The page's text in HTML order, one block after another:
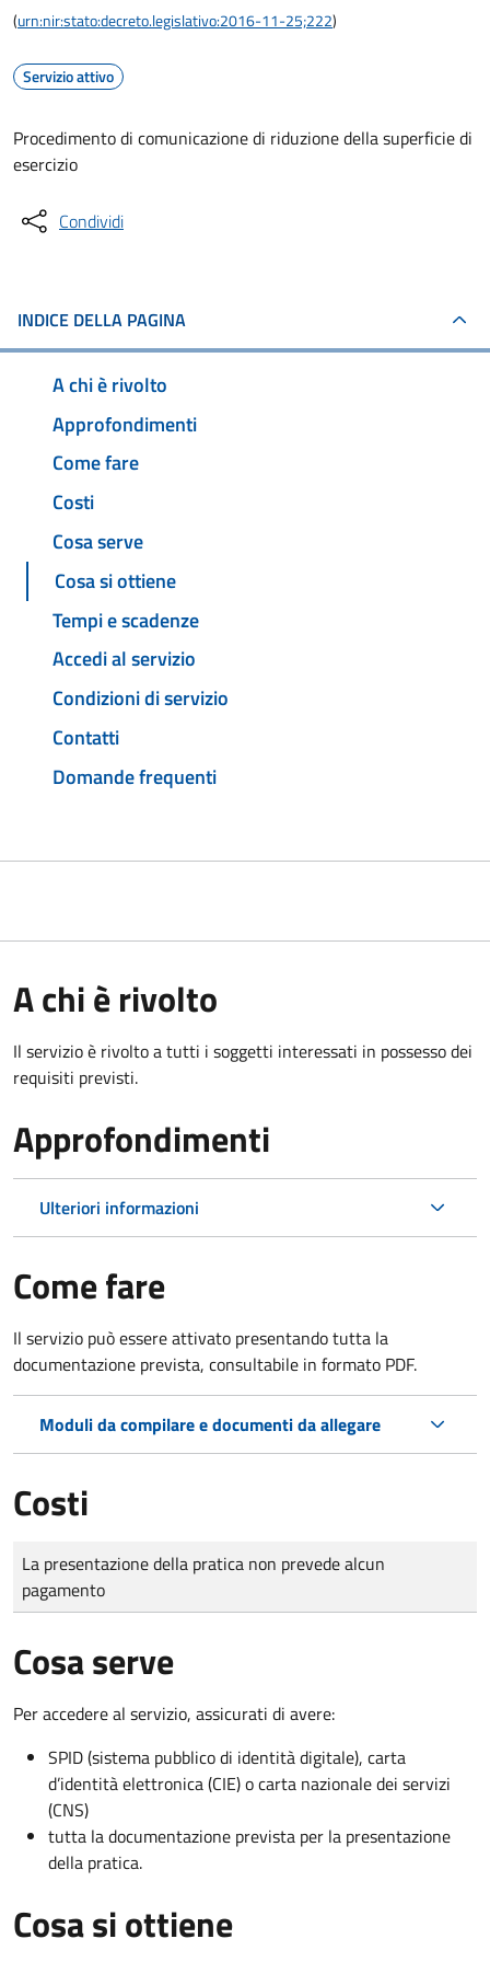
(urn:nir:stato:decreto.legislativo:2016-11-25;222)
Servizio attivo
Procedimento di comunicazione di riduzione della superficie di
esercizio
Condividi
INDICE DELLA PAGINA
A chi è rivolto
Approfondimenti
Come fare
Costi
Cosa serve
Cosa si ottiene
Tempi e scadenze
Accedi al servizio
Condizioni di servizio
Contatti
Domande frequenti
A chi è rivolto
Il servizio è rivolto a tutti i soggetti interessati in possesso dei
requisiti previsti.
Approfondimenti
Ulteriori informazioni
Come fare
Il servizio può essere attivato presentando tutta la
documentazione prevista, consultabile in formato PDF.
Moduli da compilare e documenti da allegare
Costi
Tipo di pagamento
Importo
La presentazione della pratica non prevede alcun
pagamento
Cosa serve
Per accedere al servizio, assicurati di avere:
SPID (sistema pubblico di identità digitale), carta
d’identità elettronica (CIE) o carta nazionale dei servizi
(CNS)
tutta la documentazione prevista per la presentazione
della pratica.
Cosa si ottiene